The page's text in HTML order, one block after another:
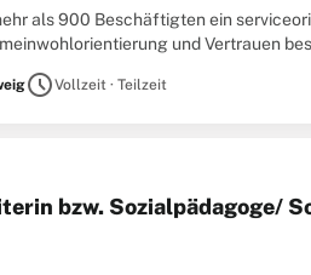
als 900 Beschäftigten ein
und Vertrauen
scheduleVollzeit · Teilzeit
bzw. Sozialpädagoge/